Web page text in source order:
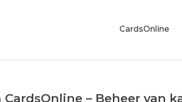
CardsOnline
– Beheer van